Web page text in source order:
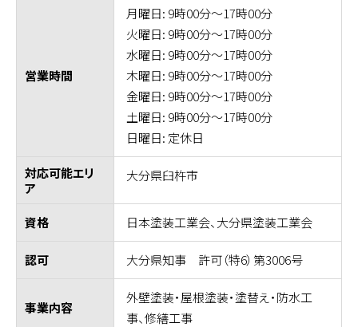
営業時間
月曜日: 9時00分～17時00分
火曜日: 9時00分～17時00分
水曜日: 9時00分～17時00分
木曜日: 9時00分～17時00分
金曜日: 9時00分～17時00分
土曜日: 9時00分～17時00分
日曜日: 定休日
対応可能エリ
ア
大分県臼杵市
資格 日本塗装工業会、大分県塗装工業会
認可 大分県知事 許可（特6）第3006号
事業内容
外壁塗装・屋根塗装・塗替え・防水工
事、修繕工事